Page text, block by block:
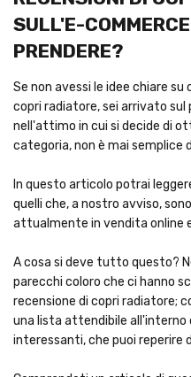
GIARDINO
SULL'E-
PRENDERE?
Se non avessi le idee chiare
copri radiatore, sei arrivato
nell'attimo in cui si decide di
categoria, non è mai semplice
In questo articolo potrai
quelli che, a nostro avviso,
attualmente in vendita online
A cosa si deve tutto questo?
parecchi coloro che ci hanno
recensione di copri radiatore;
una lista attendibile all'interno
interessanti, che puoi reperire